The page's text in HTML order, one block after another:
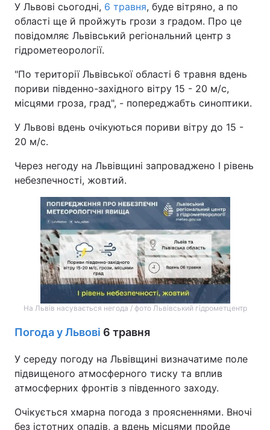
У Львові сьогодні, 6 травня, буде вітряно, а по
області ще й пройжуть грози з градом. Про це
повідомляє Львівський регіональний центр з
гідрометеорології.
"По території Львівської області 6 травня вдень
пориви південно-західного вітру 15 - 20 м/с,
місцями гроза, град", - попереджабть синоптики.
У Львові вдень очікуються пориви вітру до 15 -
20 м/с.
Через негоду на Львівщині запроваджено І рівень
небезпечності, жовтий.
На Львів насувається негода / фото Львівський гідрометцентр
Погода у Львові 6 травня
У середу погоду на Львівщині визначатиме поле
підвищеного атмосферного тиску та вплив
атмосферних фронтів з південного заходу.
Очікується хмарна погода з проясненнями. Вночі
без істотних опадів, а вдень місцями пройде